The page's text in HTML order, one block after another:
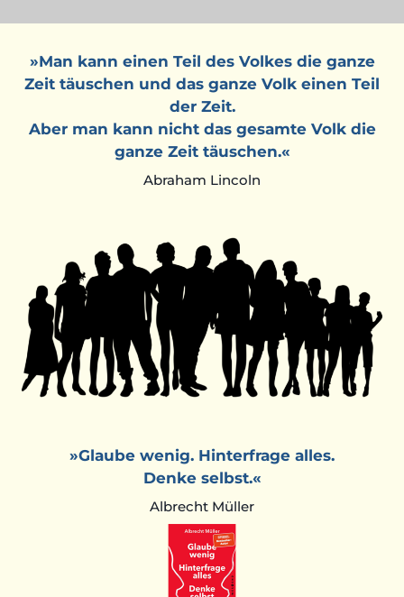
»Man kann einen Teil des Volkes die ganze
Zeit täuschen und das ganze Volk einen Teil
der Zeit.
Aber man kann nicht das gesamte Volk die
ganze Zeit täuschen.«
Abraham Lincoln
»Glaube wenig. Hinterfrage alles.
Denke selbst.«
Albrecht Müller